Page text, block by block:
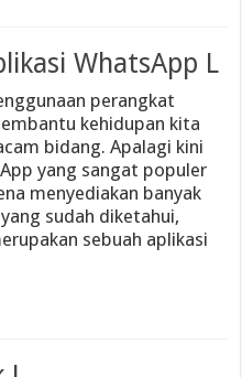
WhatsApp L
perangkat
kehidupan kita
bidang. Apalagi kini
yang sangat populer
menyediakan banyak
sudah diketahui,
sebuah aplikasi